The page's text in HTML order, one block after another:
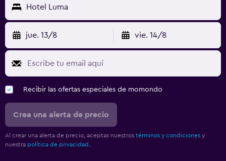
Hotel Luma
jue. 13/8 vie. 14/8
Recibir las ofertas especiales de momondo
Crea una alerta de precio
Al crear una alerta de precio, aceptas nuestros términos y condiciones y
nuestra política de privacidad.